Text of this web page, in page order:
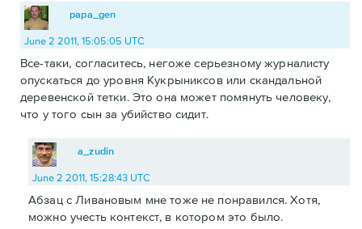
papa_gen
June 2 2011, 15:05:05 UTC
Все-таки, согласитесь, негоже серьезному журналисту
опускаться до уровня Кукрыниксов или скандальной
деревенской тетки. Это она может помянуть человеку,
что у того сын за убийство сидит.
a_zudin
June 2 2011, 15:28:43 UTC
Абзац с Ливановым мне тоже не понравился. Хотя,
можно учесть контекст, в котором это было.